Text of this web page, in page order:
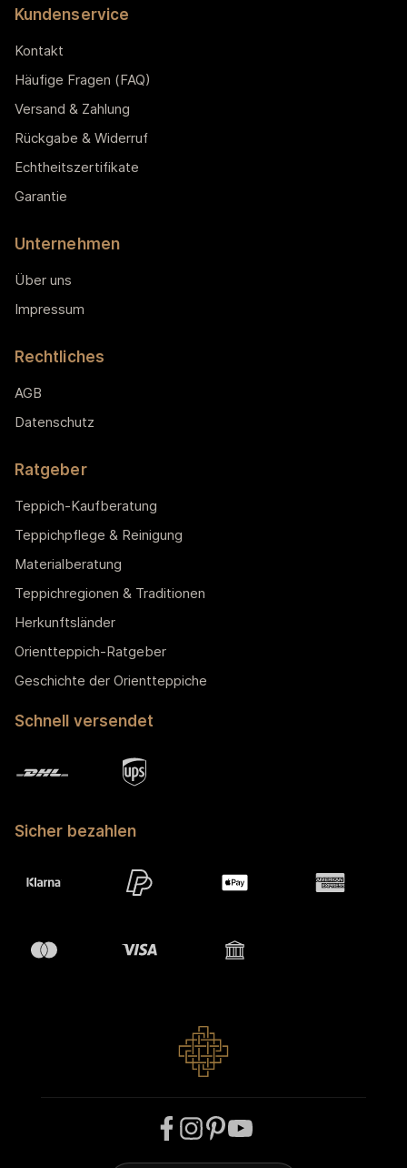
Kundenservice
Kontakt
Häufige Fragen (FAQ)
Versand & Zahlung
Rückgabe & Widerruf
Echtheitszertifikate
Garantie
Unternehmen
Über uns
Impressum
Rechtliches
AGB
Datenschutz
Ratgeber
Teppich-Kaufberatung
Teppichpflege & Reinigung
Materialberatung
Teppichregionen & Traditionen
Herkunftsländer
Orientteppich-Ratgeber
Geschichte der Orientteppiche
Schnell versendet
Sicher bezahlen